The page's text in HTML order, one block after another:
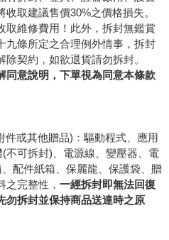
取建議售價30%之價格損失。
取維修費用！此外，拆封無鑑賞
九條所定之合理例外情事，拆封
契約，如欲退貨請勿拆封。
意說明，下單視為同意本條款
件或其他贈品)：驅動程式、應用
不可拆封)、電源線、變壓器、電
配件紙箱、保麗龍、保護袋、贈
之完整性， 一經拆封即無法回復
勿拆封並保持商品送達時之原